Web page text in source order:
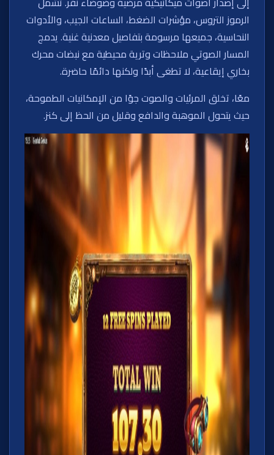
الرموز التروس، مؤشرات الضغط، الساعات الجيب، والأدوات
النحاسية، جميعها مرسومة بتفاصيل معدنية غنية. يدمج
المسار الصوتي ملاحظات وترية محيطية مع نبضات محرك
بخاري إيقاعية، لا تطغى أبدًا ولكنها دائمًا حاضرة.
معًا، تخلق المرئيات والصوت جوًا من الإمكانيات الطموحة،
حيث يتحول الموهبة والدافع وقليل من الحظ إلى كنز.